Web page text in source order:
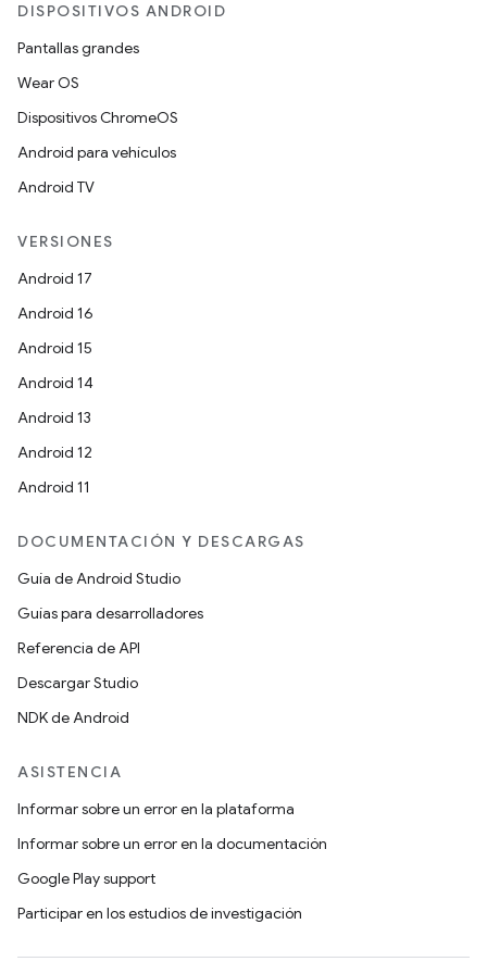
DISPOSITIVOS ANDROID
Pantallas grandes
Wear OS
Dispositivos ChromeOS
Android para vehículos
Android TV
VERSIONES
Android 17
Android 16
Android 15
Android 14
Android 13
Android 12
Android 11
DOCUMENTACIÓN Y DESCARGAS
Guía de Android Studio
Guías para desarrolladores
Referencia de API
Descargar Studio
NDK de Android
ASISTENCIA
Informar sobre un error en la plataforma
Informar sobre un error en la documentación
Google Play support
Participar en los estudios de investigación